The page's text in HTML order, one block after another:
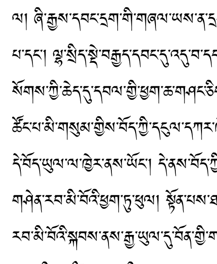
ལ།
པ་དང་།
དེ་བོད་ཡུལ་ལ་ཁྱེར་ནས་ཡོང་།
གཤེན་རབ་མི་བོའི་ཕྱག་ཏུ་ཕུལ།